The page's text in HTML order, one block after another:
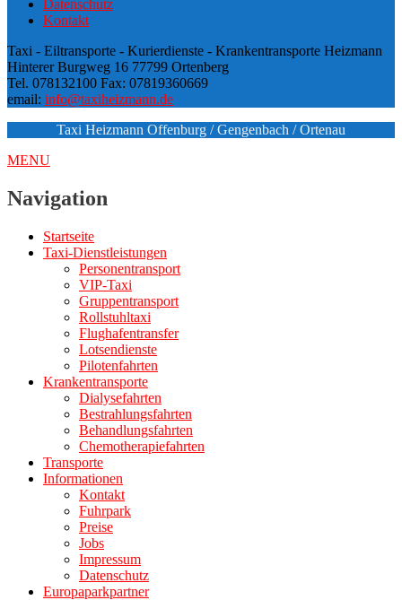
Datenschutz
Kontakt
Taxi - Eiltransporte - Kurierdienste - Krankentransporte Heizmann
Hinterer Burgweg 16 77799 Ortenberg
Tel. 078132100 Fax: 07819360669
email: info@taxiheizmann.de
Taxi Heizmann Offenburg / Gengenbach / Ortenau
MENU
Navigation
Startseite
Taxi-Dienstleistungen
Personentransport
VIP-Taxi
Gruppentransport
Rollstuhltaxi
Flughafentransfer
Lotsendienste
Pilotenfahrten
Krankentransporte
Dialysefahrten
Bestrahlungsfahrten
Behandlungsfahrten
Chemotherapiefahrten
Transporte
Informationen
Kontakt
Fuhrpark
Preise
Jobs
Impressum
Datenschutz
Europaparkpartner